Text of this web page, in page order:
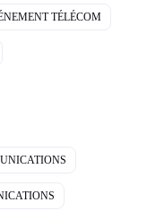
TÉLÉCOM